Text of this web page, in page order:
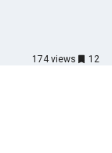
174 views 12